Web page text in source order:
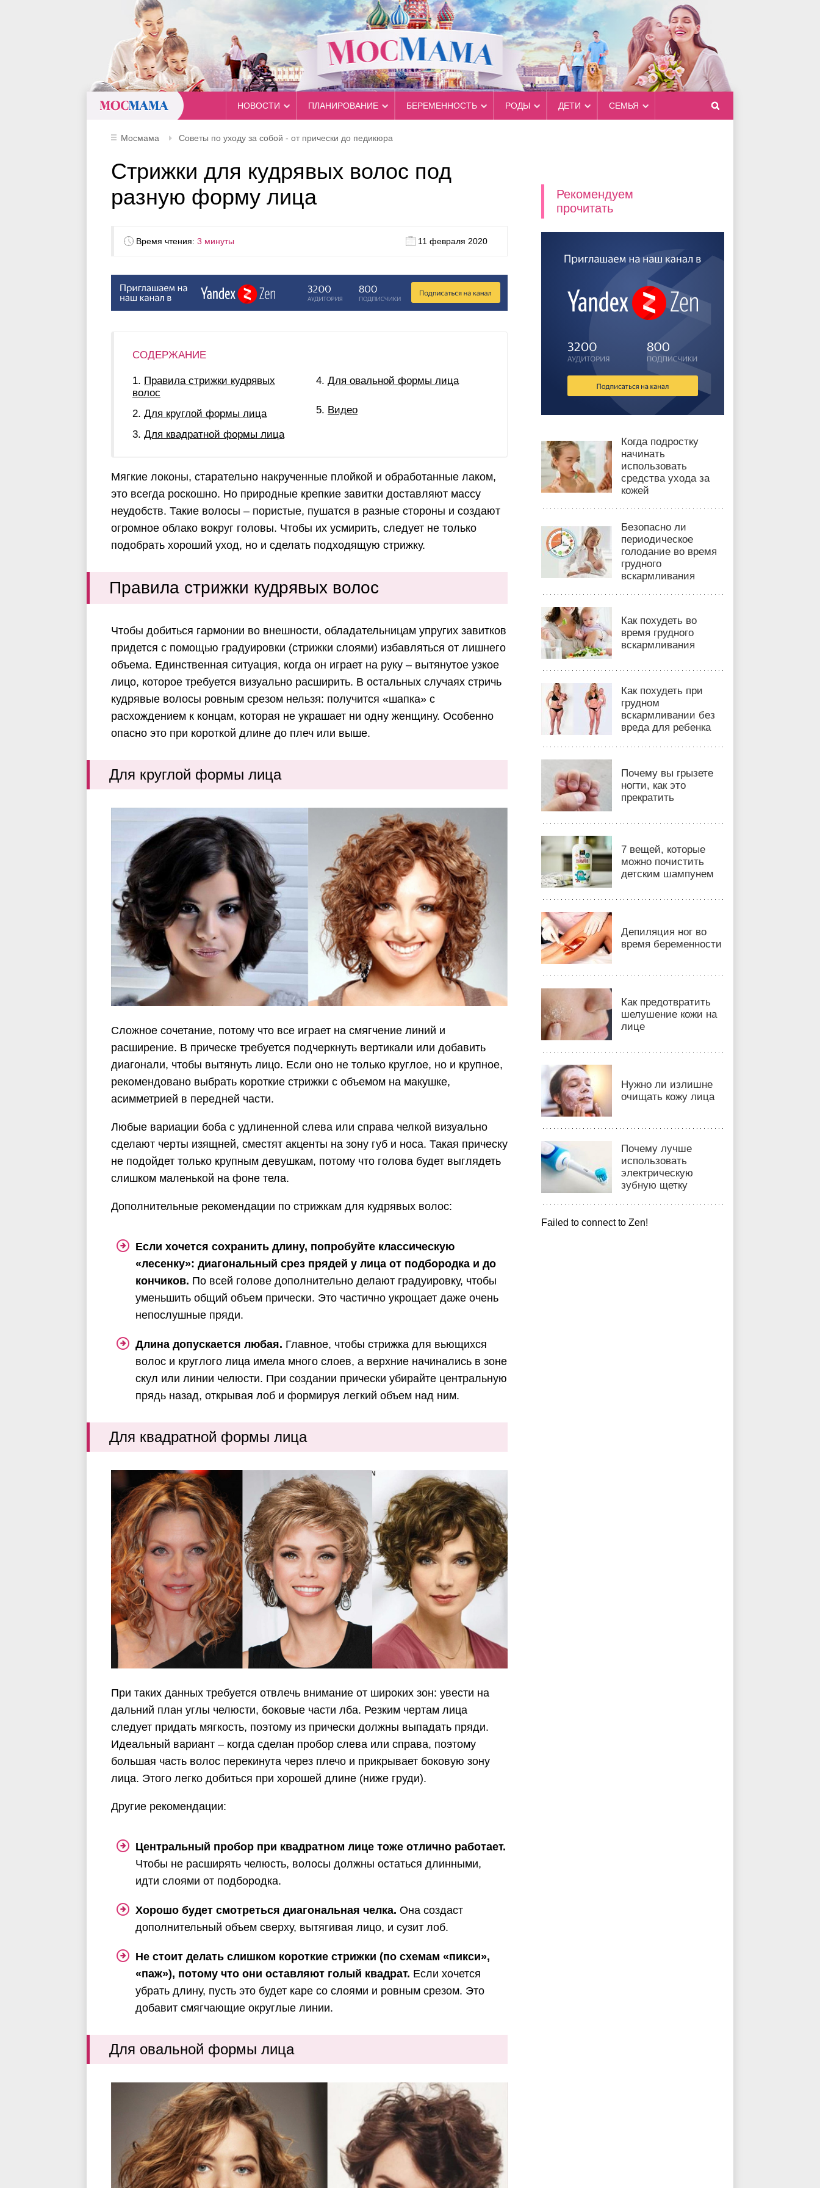
НОВОСТИ ПЛАНИРОВАНИЕ БЕРЕМЕННОСТЬ РОДЫ ДЕТИ СЕМЬЯ
Мосмама Советы по уходу за собой - от прически до педикюра
Стрижки для кудрявых волос под
разную форму лица
Время чтения: 3 минуты 11 февраля 2020
СОДЕРЖАНИЕ
Правила стрижки кудрявых
волос
Для круглой формы лица
Для квадратной формы лица
Для овальной формы лица
Видео
Мягкие локоны, старательно накрученные плойкой и обработанные лаком,
это всегда роскошно. Но природные крепкие завитки доставляют массу
неудобств. Такие волосы – пористые, пушатся в разные стороны и создают
огромное облако вокруг головы. Чтобы их усмирить, следует не только
подобрать хороший уход, но и сделать подходящую стрижку.
Правила стрижки кудрявых волос
Чтобы добиться гармонии во внешности, обладательницам упругих завитков
придется с помощью градуировки (стрижки слоями) избавляться от лишнего
объема. Единственная ситуация, когда он играет на руку – вытянутое узкое
лицо, которое требуется визуально расширить. В остальных случаях стричь
кудрявые волосы ровным срезом нельзя: получится «шапка» с
расхождением к концам, которая не украшает ни одну женщину. Особенно
опасно это при короткой длине до плеч или выше.
Для круглой формы лица
Сложное сочетание, потому что все играет на смягчение линий и
расширение. В прическе требуется подчеркнуть вертикали или добавить
диагонали, чтобы вытянуть лицо. Если оно не только круглое, но и крупное,
рекомендовано выбрать короткие стрижки с объемом на макушке,
асимметрией в передней части.
Любые вариации боба с удлиненной слева или справа челкой визуально
сделают черты изящней, сместят акценты на зону губ и носа. Такая прическу
не подойдет только крупным девушкам, потому что голова будет выглядеть
слишком маленькой на фоне тела.
Дополнительные рекомендации по стрижкам для кудрявых волос:
Если хочется сохранить длину, попробуйте классическую
«лесенку»: диагональный срез прядей у лица от подбородка и до
кончиков. По всей голове дополнительно делают градуировку, чтобы
уменьшить общий объем прически. Это частично укрощает даже очень
непослушные пряди.
Длина допускается любая. Главное, чтобы стрижка для вьющихся
волос и круглого лица имела много слоев, а верхние начинались в зоне
скул или линии челюсти. При создании прически убирайте центральную
прядь назад, открывая лоб и формируя легкий объем над ним.
Для квадратной формы лица
При таких данных требуется отвлечь внимание от широких зон: увести на
дальний план углы челюсти, боковые части лба. Резким чертам лица
следует придать мягкость, поэтому из прически должны выпадать пряди.
Идеальный вариант – когда сделан пробор слева или справа, поэтому
большая часть волос перекинута через плечо и прикрывает боковую зону
лица. Этого легко добиться при хорошей длине (ниже груди).
Другие рекомендации:
Центральный пробор при квадратном лице тоже отлично работает.
Чтобы не расширять челюсть, волосы должны остаться длинными,
идти слоями от подбородка.
Хорошо будет смотреться диагональная челка. Она создаст
дополнительный объем сверху, вытягивая лицо, и сузит лоб.
Не стоит делать слишком короткие стрижки (по схемам «пикси»,
«паж»), потому что они оставляют голый квадрат. Если хочется
убрать длину, пусть это будет каре со слоями и ровным срезом. Это
добавит смягчающие округлые линии.
Для овальной формы лица
Рекомендуем
прочитать
Когда подростку
начинать
использовать
средства ухода за
кожей
Безопасно ли
периодическое
голодание во время
грудного
вскармливания
Как похудеть во
время грудного
вскармливания
Как похудеть при
грудном
вскармливании без
вреда для ребенка
Почему вы грызете
ногти, как это
прекратить
7 вещей, которые
можно почистить
детским шампунем
Депиляция ног во
время беременности
Как предотвратить
шелушение кожи на
лице
Нужно ли излишне
очищать кожу лица
Почему лучше
использовать
электрическую
зубную щетку
Failed to connect to Zen!